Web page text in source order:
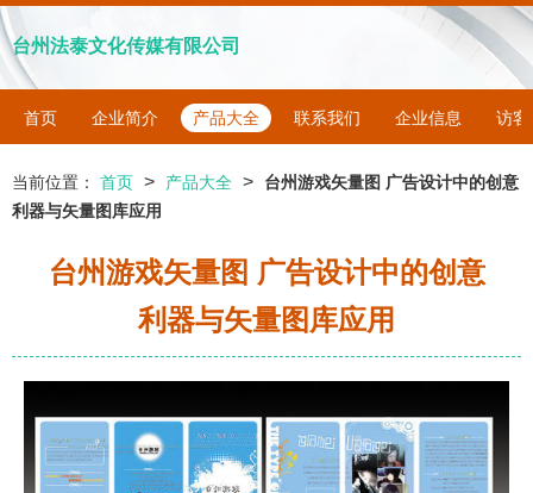
台州法泰文化传媒有限公司
首页 企业简介 产品大全 联系我们 企业信息 访客
当前位置： 首页 > 产品大全 >
台州游戏矢量图 广告设计中的创意
利器与矢量图库应用
台州游戏矢量图 广告设计中的创意
利器与矢量图库应用